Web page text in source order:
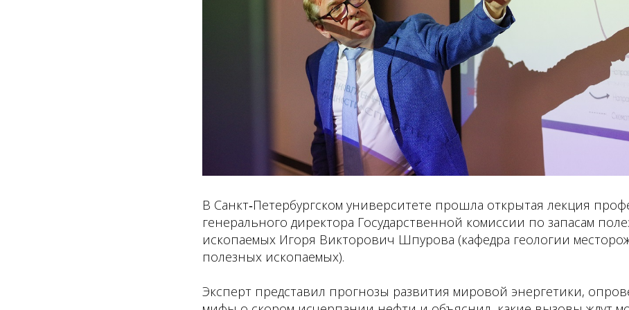
В Санкт‑Петербургском университете прошла открытая лекция
генерального директора Государственной комиссии по запасам
ископаемых Игоря Викторович Шпурова (кафедра геологии
полезных ископаемых).
Эксперт представил прогнозы развития мировой энергетики,